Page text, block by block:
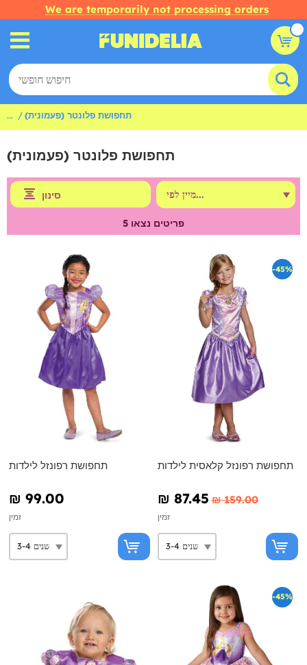
We are temporarily not processing orders
... תחפושת פלונטר (פעמונית)
תחפושת פלונטר (פעמונית)
סינון
5 פריטים נצאו
תחפושת רפונזל לילדות
₪‎ 99.00
זמין
-45%
תחפושת רפונזל קלאסית לילדות
₪‎ 87.45 ₪‎ 159.00
זמין
-45%